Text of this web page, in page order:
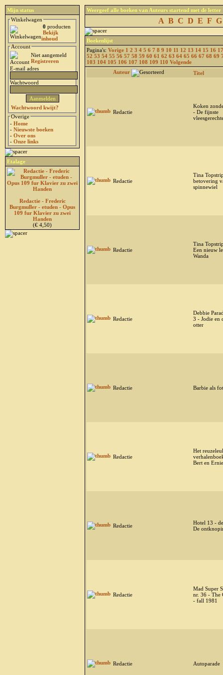
Mijn status
Winkelwagen
0 producten
Bekijk
inhoud
Account
Niet aangemeld
Registreren
E-mail adres
Wachtwoord
Wachtwoord kwijt?
Overige
- Home
- Nieuwste boeken
- Over ons
- Onze links
Etalage
Redactie - Frederic
Burgmuller - etuden - Opus
109 fur Klavier zu zwei
Handen
(€ 4,50)
Weergeef alle boeken van Auteurs startend met de letter
A B C D E F G
Boekenlijst
Pagina's: Vorige 1 2 3 4 5 6 7 8 9 10 11 12 13 14 15 16 17
52 53 54 55 56 57 58 59 60 61 62 63 64 65 66 67 68 69
103 104 105 106 107 108 109 110 Volgende
Auteur
Titel
Redactie
Koken
- De fijnste
Redactie
Tina
betovering
spinnewiel
Redactie
Tina
Een nieuw
Wanda
Redactie
Debbie
3 - Jodie en
otter
Redactie Barbie als
Redactie
Het
Bert en Ernie
Redactie
Hotel 13 -
De
Redactie
Mad Super
nr. 36 - The
- fall 1981
Redactie Autoparade